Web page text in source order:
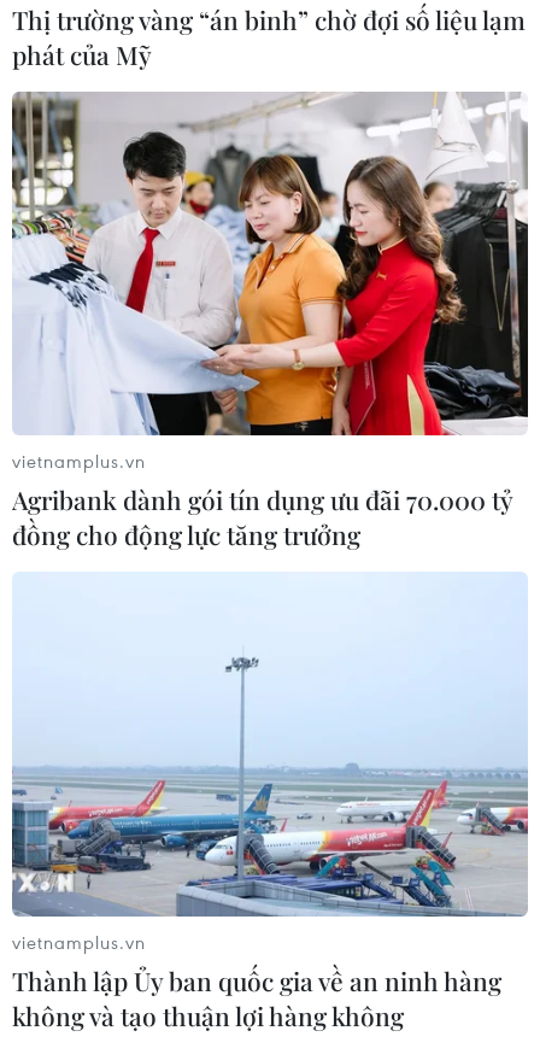
Theo dõi VietnamPlus
TIN LIÊN QUAN
Sinh quyển Thế giới
(tỉnh Ninh Thuận) và Kon Hà Nừng (tỉnh Gia Lai) đã
chính thức được công nhận là Khu Dự trữ Sinh quyển
Thế giới.
Thị trường vàng “án binh” chờ đợi số liệu lạm
phát của Mỹ
vietnamplus.vn
Agribank dành gói tín dụng ưu đãi 70.000 tỷ
đồng cho động lực tăng trưởng
vietnamplus.vn
Thành lập Ủy ban quốc gia về an ninh hàng
không và tạo thuận lợi hàng không